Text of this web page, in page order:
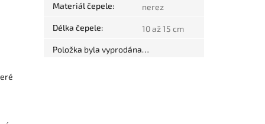
Materiál čepele: nerez
Délka čepele: 10 až 15 cm
Položka byla vyprodána…